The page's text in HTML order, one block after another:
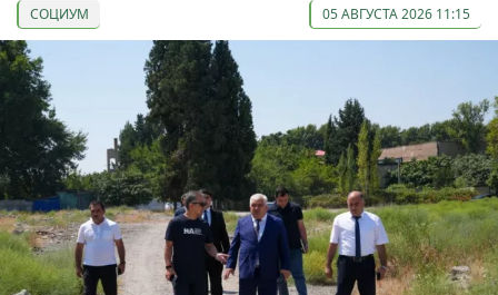
СОЦИУМ 05 АВГУСТА 2026 11:15